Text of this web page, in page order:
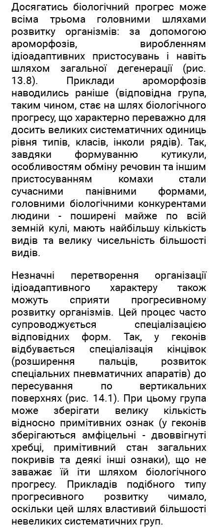
Досягатись біологічний прогрес може
всіма трьома головними шляхами
розвитку організмів: за допомогою
ароморфозів, виробленням
ідіоадаптивних пристосувань і навіть
шляхом загальної дегенерації (рис.
13.8). Приклади ароморфозів
наводились раніше (відповідна група,
таким чином, стає на шлях біологічного
прогресу, що характерно переважно для
досить великих систематичних одиниць
рівня типів, класів, інколи рядів). Так,
завдяки формуванню кутикули,
особливостям обміну речовин та іншим
пристосуванням комахи стали
сучасними панівними формами,
головними біологічними конкурентами
людини - поширені майже по всій
земній кулі, мають найбільшу кількість
видів та велику чисельність більшості
видів.
Незначні перетворення організації
ідіоадаптивного характеру також
можуть сприяти прогресивному
розвитку організмів. Цей процес часто
супроводжується спеціалізацією
відповідних форм. Так, у геконів
відбувається спеціалізація кінцівок
(розширення пальців, розвиток
спеціальних пневматичних апаратів) до
пересування по вертикальних
поверхнях (рис. 14.1). При цьому група
може зберігати велику кількість
відносно примітивних ознак (у геконів
зберігаються амфіцельні - двоввігнуті
хребці, примітивний стан загальних
покривів та деякі інші ознаки), що не
заважає їй іти шляхом біологічного
прогресу. Прикладів подібного типу
прогресивного розвитку чимало,
оскільки цей шлях властивий більшості
невеликих систематичних груп.